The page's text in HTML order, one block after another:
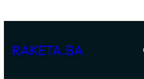
RAKETA.BA